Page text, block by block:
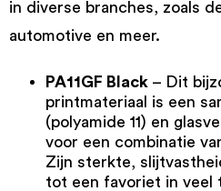
in diverse branches, zoals
automotive en meer.
PA11GF Black – Dit
printmateriaal is een
(polyamide 11) en
voor een combinatie
Zijn sterkte,
tot een favoriet in veel